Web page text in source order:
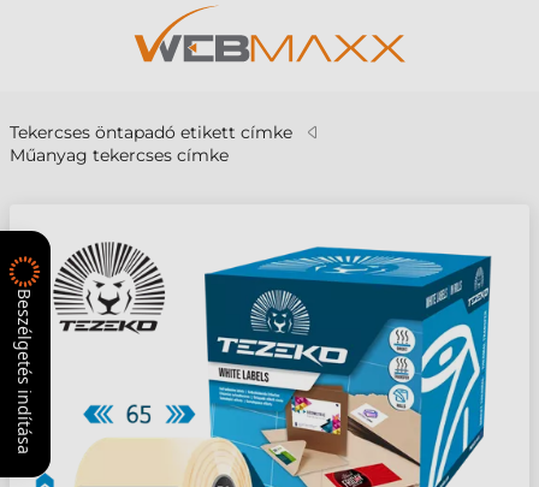
Tekercses öntapadó etikett címke
Műanyag tekercses címke
Beszélgetés indítása